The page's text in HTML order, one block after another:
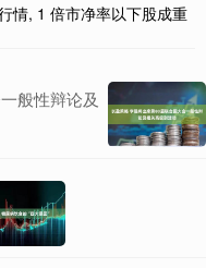
情, 1 倍市净率以下股成重
般性辩论及